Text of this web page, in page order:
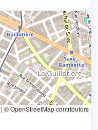
| © OpenStreetMap contributors